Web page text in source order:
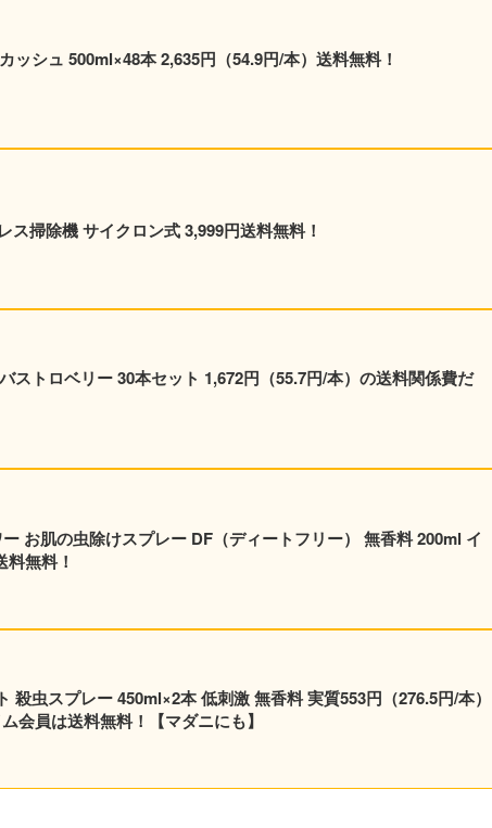
ッシュ 500ml×48本 2,635円（54.9円/本）送料無料！
掃除機 サイクロン式 3,999円送料無料！
ストロベリー 30本セット 1,672円（55.7円/本）の送料関係費だ
お肌の虫除けスプレー DF（ディートフリー） 無香料 200ml イ
無料！
本 低刺激 無香料 実質553円（276.5円/本）
会員は送料無料！【マダニにも】